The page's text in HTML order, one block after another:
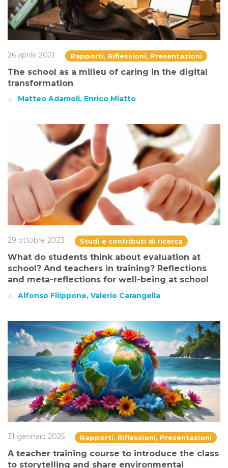
26 aprile 2021 Rapporti, Riflessioni, Presentazioni
The school as a milieu of caring in the digital
transformation
Matteo Adamoli, Enrico Miatto
29 ottobre 2023 Studi e contributi di ricerca
What do students think about evaluation at
school? And teachers in training? Reflections
and meta-reflections for well-being at school
Alfonso Filippone, Valerio Carangella
31 gennaio 2025 Rapporti, Riflessioni, Presentazioni
A teacher training course to introduce the class
to storytelling and share environmental